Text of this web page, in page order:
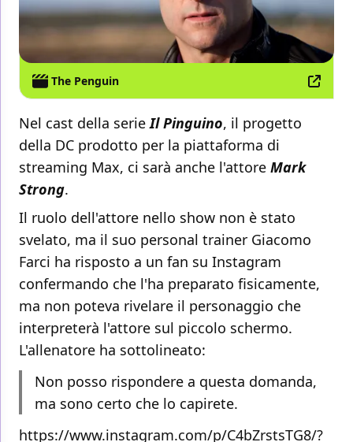
The Penguin
Nel cast della serieIl Pinguino, il progetto
della DC prodotto per la piattaforma di
streaming Max, ci sarà anche l'attore Mark
Strong.
Il ruolo dell'attore nello show non è stato
svelato, ma il suo personal trainer Giacomo
Farci ha risposto a un fan su Instagram
confermando che l'ha preparato fisicamente,
ma non poteva rivelare il personaggio che
interpreterà l'attore sul piccolo schermo.
L'allenatore ha sottolineato:
Non posso rispondere a questa domanda,
ma sono certo che lo capirete.
https://www.instagram.com/p/C4bZrstsTG8/?